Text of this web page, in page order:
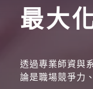
最大
透過專業師資與
論是職場競爭力